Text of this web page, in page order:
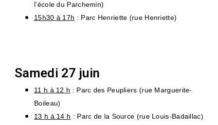
l’école du Parchemin)
15h30 à 17h : Parc Henriette (rue Henriette)
Samedi 27 juin
11 h à 12 h : Parc des Peupliers (rue Marguerite-
Boileau)
13 h à 14 h : Parc de la Source (rue Louis-Badaillac)